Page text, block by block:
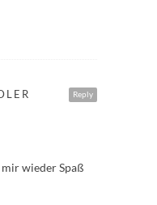
Reply
wieder Spaß